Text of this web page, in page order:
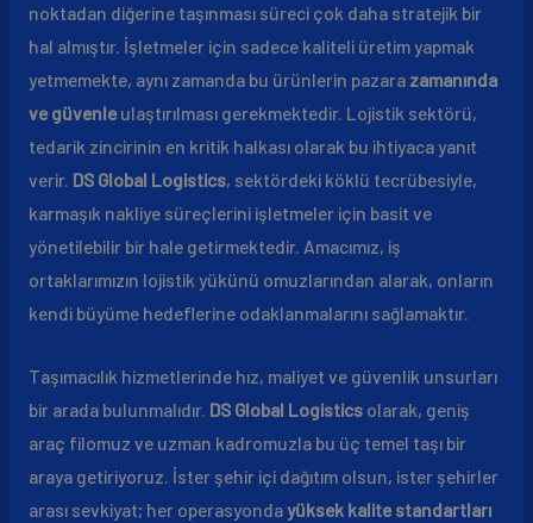
noktadan diğerine taşınması süreci çok daha stratejik bir
hal almıştır. İşletmeler için sadece kaliteli üretim yapmak
yetmemekte, aynı zamanda bu ürünlerin pazara zamanında
ve güvenleulaştırılması gerekmektedir. Lojistik sektörü,
tedarik zincirinin en kritik halkası olarak bu ihtiyaca yanıt
verir. DS Global Logistics, sektördeki köklü tecrübesiyle,
karmaşık nakliye süreçlerini işletmeler için basit ve
yönetilebilir bir hale getirmektedir. Amacımız, iş
ortaklarımızın lojistik yükünü omuzlarından alarak, onların
kendi büyüme hedeflerine odaklanmalarını sağlamaktır.
Taşımacılık hizmetlerinde hız, maliyet ve güvenlik unsurları
bir arada bulunmalıdır. DS Global Logisticsolarak, geniş
araç filomuz ve uzman kadromuzla bu üç temel taşı bir
araya getiriyoruz. İster şehir içi dağıtım olsun, ister şehirler
arası sevkiyat; her operasyonda yüksek kalite standartları